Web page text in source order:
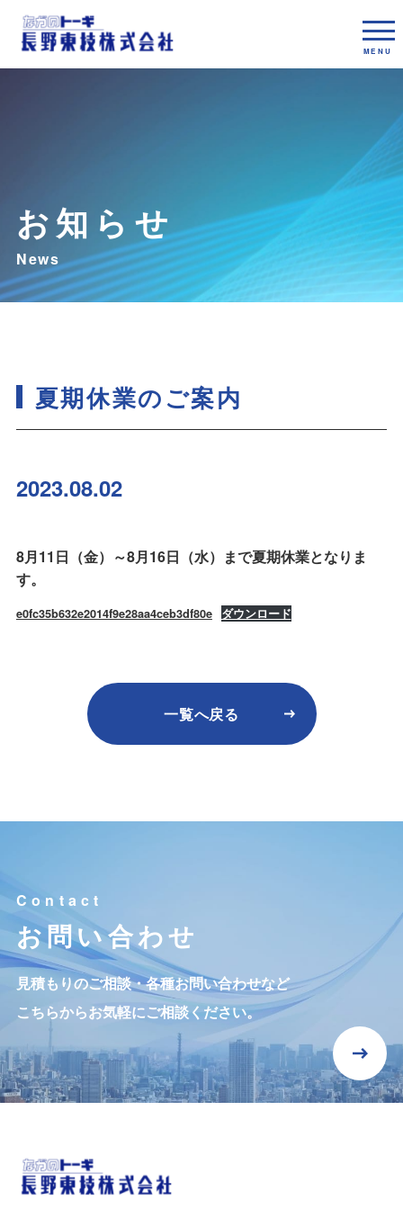
お知らせ
夏期休業のご案内
2023.08.02
8月11日（金）～8月16日（水）まで夏期休業となりま
す。
e0fc35b632e2014f9e28aa4ceb3df80e ダウンロード
一覧へ戻る
お問い合わせ
見積もりのご相談・各種お問い合わせなど
こちらからお気軽にご相談ください。